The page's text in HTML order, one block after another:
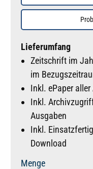
Lieferumfang
Zeitschrift im
im
Inkl. ePaper aller
Inkl.
Ausgaben
Inkl.
Download
Menge